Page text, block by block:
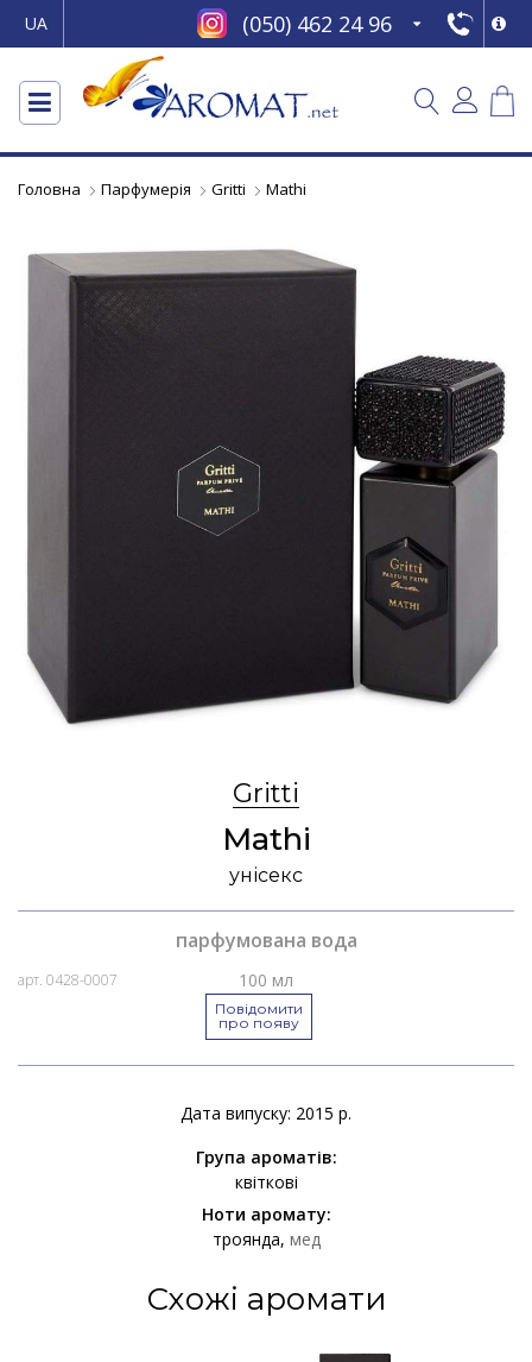
UA (050) 462 24 96
Головна Парфумерія Gritti Mathi
Gritti
Mathi
унісекс
парфумована вода
арт. 0428-0007 100 мл
Повідомити
про появу
Дата випуску: 2015 р.
Група ароматів:
квіткові
Ноти аромату:
троянда мед
Схожі аромати